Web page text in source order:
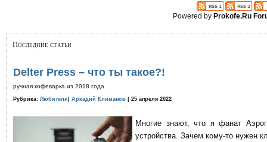
Powered byProkofe.Ru
Последние статьи
Delter Press – что ты такое?!
ручная кофеварка из 2018 года
Рубрика: Любители Аркадий Климанов | 25 апреля 2022
Многие знают, что я фанат
устройства. Зачем кому-то нужен